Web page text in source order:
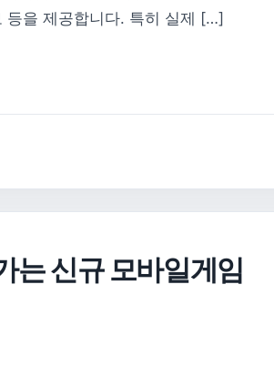
등을 제공합니다. 특히 실제 […]
는 신규 모바일게임